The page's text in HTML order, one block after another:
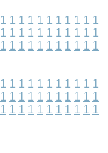
1 1 1 1 1 1 1 1 1 1 1
1 1 1 1 1 1 1 1 1 1 1
1 1 1 1 1 1 1 1 1 1 1
1 1 1 1 1 1 1 1 1 1 1
1 1 1 1 1 1 1 1 1 1 1
1 1 1 1 1 1 1 1 1 1 1